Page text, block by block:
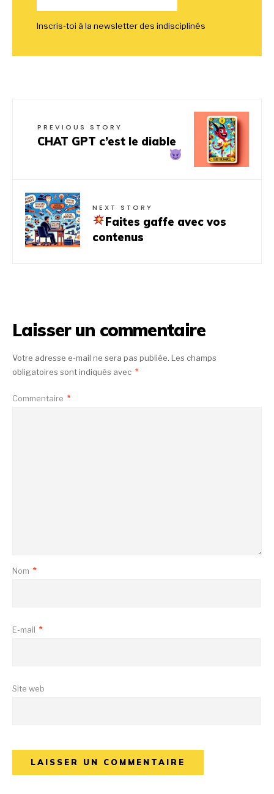
Inscris-toi à la newsletter des indisciplinés
PREVIOUS STORY
CHAT GPT c’est le diable
NEXT STORY
Faites gaffe avec vos
contenus
Laisser un commentaire
Votre adresse e-mail ne sera pas publiée. Les champs
obligatoires sont indiqués avec *
Commentaire *
Nom *
E-mail *
Site web